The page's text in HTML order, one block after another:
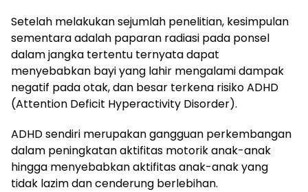
Setelah melakukan sejumlah penelitian, kesimpulan
sementara adalah paparan radiasi pada ponsel
dalam jangka tertentu ternyata dapat
menyebabkan bayi yang lahir mengalami dampak
negatif pada otak, dan besar terkena risiko ADHD
(Attention Deficit Hyperactivity Disorder).
ADHD sendiri merupakan gangguan perkembangan
dalam peningkatan aktifitas motorik anak-anak
hingga menyebabkan aktifitas anak-anak yang
tidak lazim dan cenderung berlebihan.